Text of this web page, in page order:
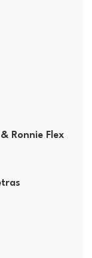
Ronnie Flex